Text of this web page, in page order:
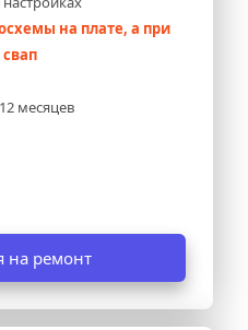
на плате, а при
месяцев
на ремонт